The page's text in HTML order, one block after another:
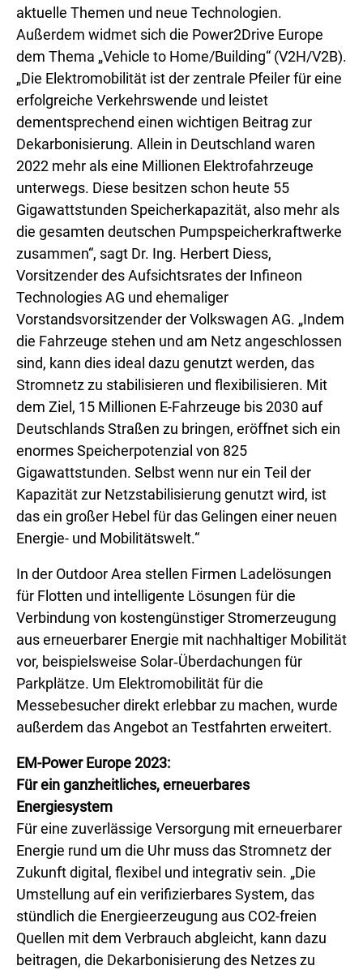
aktuelle Themen und neue Technologien.
Außerdem widmet sich die Power2Drive Europe
dem Thema „Vehicle to Home/Building“ (V2H/V2B).
„Die Elektromobilität ist der zentrale Pfeiler für eine
erfolgreiche Verkehrswende und leistet
dementsprechend einen wichtigen Beitrag zur
Dekarbonisierung. Allein in Deutschland waren
2022 mehr als eine Millionen Elektrofahrzeuge
unterwegs. Diese besitzen schon heute 55
Gigawattstunden Speicherkapazität, also mehr als
die gesamten deutschen Pumpspeicherkraftwerke
zusammen“, sagt Dr. Ing. Herbert Diess,
Vorsitzender des Aufsichtsrates der Infineon
Technologies AG und ehemaliger
Vorstandsvorsitzender der Volkswagen AG. „Indem
die Fahrzeuge stehen und am Netz angeschlossen
sind, kann dies ideal dazu genutzt werden, das
Stromnetz zu stabilisieren und flexibilisieren. Mit
dem Ziel, 15 Millionen E-Fahrzeuge bis 2030 auf
Deutschlands Straßen zu bringen, eröffnet sich ein
enormes Speicherpotenzial von 825
Gigawattstunden. Selbst wenn nur ein Teil der
Kapazität zur Netzstabilisierung genutzt wird, ist
das ein großer Hebel für das Gelingen einer neuen
Energie- und Mobilitätswelt.“
In der Outdoor Area stellen Firmen Ladelösungen
für Flotten und intelligente Lösungen für die
Verbindung von kostengünstiger Stromerzeugung
aus erneuerbarer Energie mit nachhaltiger Mobilität
vor, beispielsweise Solar‑Überdachungen für
Parkplätze. Um Elektromobilität für die
Messebesucher direkt erlebbar zu machen, wurde
außerdem das Angebot an Testfahrten erweitert.
EM-Power Europe 2023:
Für ein ganzheitliches, erneuerbares
Energiesystem
Für eine zuverlässige Versorgung mit erneuerbarer
Energie rund um die Uhr muss das Stromnetz der
Zukunft digital, flexibel und integrativ sein. „Die
Umstellung auf ein verifizierbares System, das
stündlich die Energieerzeugung aus CO2-freien
Quellen mit dem Verbrauch abgleicht, kann dazu
beitragen, die Dekarbonisierung des Netzes zu